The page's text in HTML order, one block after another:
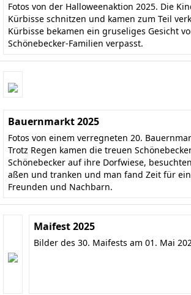
Fotos von der Halloweenaktion 2025. Die
Kürbisse schnitzen und kamen zum Teil
Kürbisse bekamen ein gruseliges Gesicht
Schönebecker-Familien verpasst.
Bauernmarkt 2025
Fotos von einem verregneten 20.
Trotz Regen kamen die treuen
Schönebecker auf ihre Dorfwiese,
aßen und tranken und man fand Zeit für
Freunden und Nachbarn.
Maifest 2025
Bilder des 30. Maifests am 01. Mai